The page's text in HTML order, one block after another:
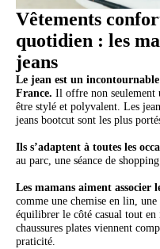
Vêtements
quotidien : les
jeans
Le jean est un
France. Il offre non seulement
être stylé et polyvalent. Les
jeans bootcut sont les plus
Ils s’adaptent à toutes les
au parc, une séance de
Les mamans aiment associer
comme une chemise en lin,
équilibrer le côté casual tout en
chaussures plates viennent
praticité.